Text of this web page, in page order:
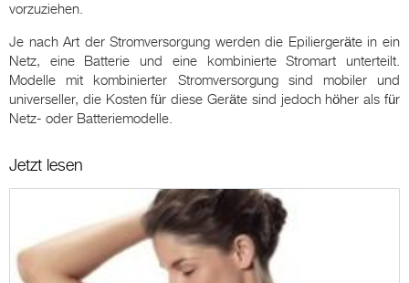
vorzuziehen.
Je nach Art der Stromversorgung werden die Epiliergeräte in ein
Netz, eine Batterie und eine kombinierte Stromart unterteilt.
Modelle mit kombinierter Stromversorgung sind mobiler und
universeller, die Kosten für diese Geräte sind jedoch höher als für
Netz- oder Batteriemodelle.
Jetzt lesen